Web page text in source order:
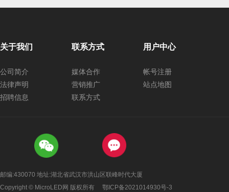
关于我们
公司简介
法律声明
招聘信息
联系方式
媒体合作
营销推广
联系方式
用户中心
帐号注册
站点地图
邮编:430070 地址:湖北省武汉市洪山区联峰时代大厦
Copyright © MicroLED网 版权所有 鄂ICP备2021014930号-3